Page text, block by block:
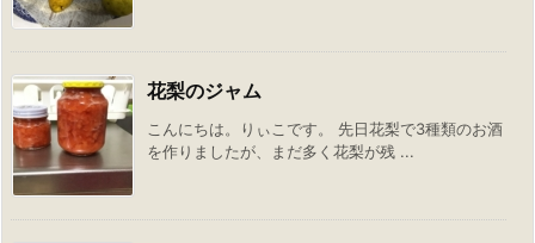
花梨のジャム
こんにちは。りぃこです。 先日花梨で3種類のお酒
を作りましたが、まだ多く花梨が残 ...